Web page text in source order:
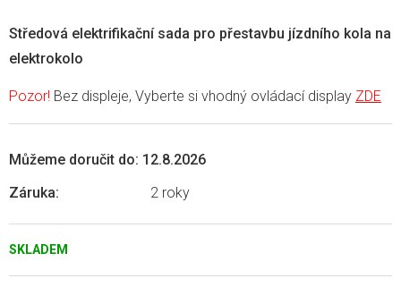
SKLADEM
Můžeme doručit do: 12.8.2026
Záruka: 2 roky
Středová elektrifikační sada pro přestavbu jízdního kola na
elektrokolo
Pozor! Bez displeje, Vyberte si vhodný ovládací display ZDE